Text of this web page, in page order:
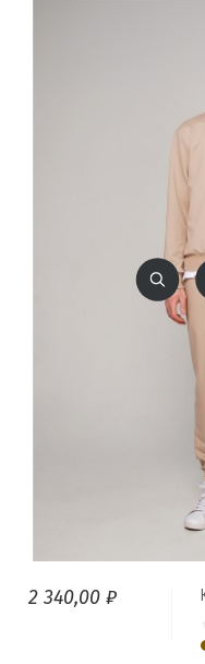
2 340,00 ₽